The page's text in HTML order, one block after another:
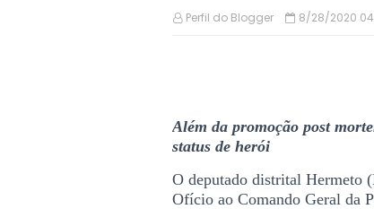
Perfil do Blogger 8/28/2020
Além da promoção post
status de herói
O deputado distrital Hermeto
Ofício ao Comando Geral da